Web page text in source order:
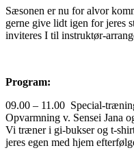
Sæsonen er nu for alvor
gerne give lidt igen for jeres
inviteres I til instruktør-
Program:
09.00 – 11.00 Special-
Opvarmning v. Sensei Jana
Vi træner i gi-bukser og t-
jeres egen med hjem